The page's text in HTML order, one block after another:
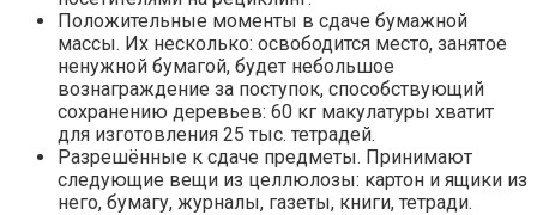
Положительные моменты в сдаче бумажной
массы. Их несколько: освободится место, занятое
ненужной бумагой, будет небольшое
вознаграждение за поступок, способствующий
сохранению деревьев: 60 кг макулатуры хватит
для изготовления 25 тыс. тетрадей.
Разрешённые к сдаче предметы. Принимают
следующие вещи из целлюлозы: картон и ящики из
него, бумагу, журналы, газеты, книги, тетради.